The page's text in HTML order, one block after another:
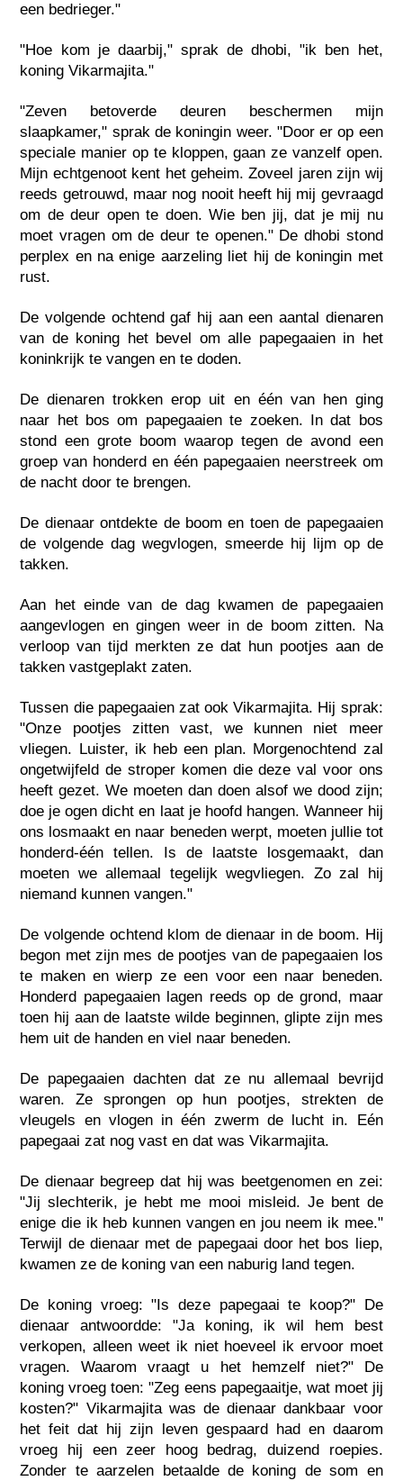
een bedrieger."
"Hoe kom je daarbij," sprak de dhobi, "ik ben het,
koning Vikarmajita."
"Zeven betoverde deuren beschermen mijn
slaapkamer," sprak de koningin weer. "Door er op een
speciale manier op te kloppen, gaan ze vanzelf open.
Mijn echtgenoot kent het geheim. Zoveel jaren zijn wij
reeds getrouwd, maar nog nooit heeft hij mij gevraagd
om de deur open te doen. Wie ben jij, dat je mij nu
moet vragen om de deur te openen." De dhobi stond
perplex en na enige aarzeling liet hij de koningin met
rust.
De volgende ochtend gaf hij aan een aantal dienaren
van de koning het bevel om alle papegaaien in het
koninkrijk te vangen en te doden.
De dienaren trokken erop uit en één van hen ging
naar het bos om papegaaien te zoeken. In dat bos
stond een grote boom waarop tegen de avond een
groep van honderd en één papegaaien neerstreek om
de nacht door te brengen.
De dienaar ontdekte de boom en toen de papegaaien
de volgende dag wegvlogen, smeerde hij lijm op de
takken.
Aan het einde van de dag kwamen de papegaaien
aangevlogen en gingen weer in de boom zitten. Na
verloop van tijd merkten ze dat hun pootjes aan de
takken vastgeplakt zaten.
Tussen die papegaaien zat ook Vikarmajita. Hij sprak:
"Onze pootjes zitten vast, we kunnen niet meer
vliegen. Luister, ik heb een plan. Morgenochtend zal
ongetwijfeld de stroper komen die deze val voor ons
heeft gezet. We moeten dan doen alsof we dood zijn;
doe je ogen dicht en laat je hoofd hangen. Wanneer hij
ons losmaakt en naar beneden werpt, moeten jullie tot
honderd-één tellen. Is de laatste losgemaakt, dan
moeten we allemaal tegelijk wegvliegen. Zo zal hij
niemand kunnen vangen."
De volgende ochtend klom de dienaar in de boom. Hij
begon met zijn mes de pootjes van de papegaaien los
te maken en wierp ze een voor een naar beneden.
Honderd papegaaien lagen reeds op de grond, maar
toen hij aan de laatste wilde beginnen, glipte zijn mes
hem uit de handen en viel naar beneden.
De papegaaien dachten dat ze nu allemaal bevrijd
waren. Ze sprongen op hun pootjes, strekten de
vleugels en vlogen in één zwerm de lucht in. Eén
papegaai zat nog vast en dat was Vikarmajita.
De dienaar begreep dat hij was beetgenomen en zei:
"Jij slechterik, je hebt me mooi misleid. Je bent de
enige die ik heb kunnen vangen en jou neem ik mee."
Terwijl de dienaar met de papegaai door het bos liep,
kwamen ze de koning van een naburig land tegen.
De koning vroeg: "Is deze papegaai te koop?" De
dienaar antwoordde: "Ja koning, ik wil hem best
verkopen, alleen weet ik niet hoeveel ik ervoor moet
vragen. Waarom vraagt u het hemzelf niet?" De
koning vroeg toen: "Zeg eens papegaaitje, wat moet jij
kosten?" Vikarmajita was de dienaar dankbaar voor
het feit dat hij zijn leven gespaard had en daarom
vroeg hij een zeer hoog bedrag, duizend roepies.
Zonder te aarzelen betaalde de koning de som en